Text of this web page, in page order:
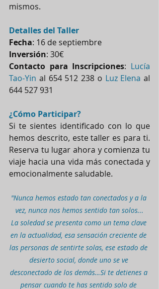
mismos.
Detalles del Taller
Fecha: 16 de septiembre
Inversión: 30€
Contacto para Inscripciones: Lucía
Tao-Yin al 654 512 238 o Luz Elena al
644 527 931
¿Cómo Participar?
Si te sientes identificado con lo que
hemos descrito, este taller es para ti.
Reserva tu lugar ahora y comienza tu
viaje hacia una vida más conectada y
emocionalmente saludable.
"Nunca hemos estado tan conectados y a la
vez, nunca nos hemos sentido tan solos...
La soledad se presenta como un tema clave
en la actualidad, esa sensación creciente de
las personas de sentirte solas, ese estado de
desierto social, donde uno se ve
desconectado de los demás…Si te detienes a
pensar cuando te has sentido solo de